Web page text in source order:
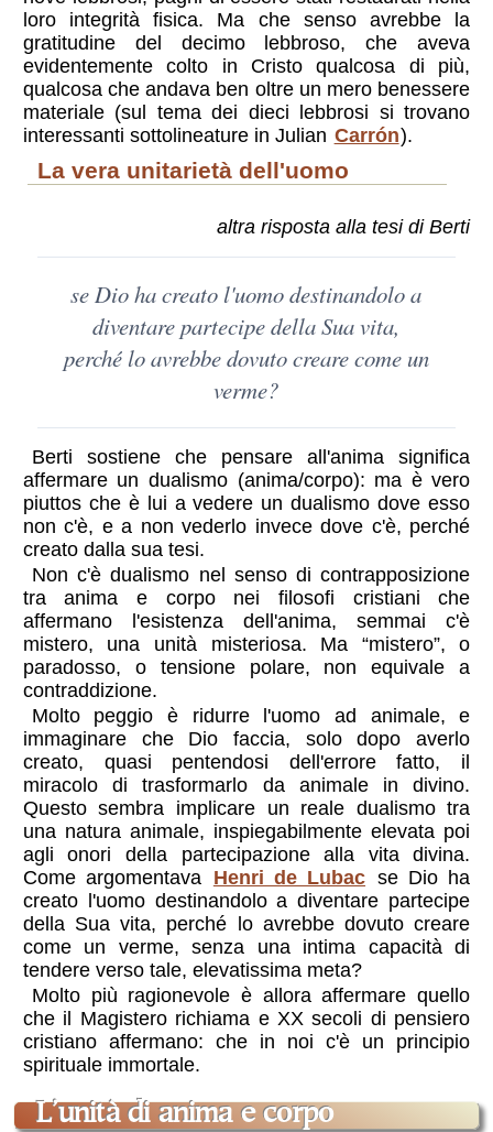
loro integrità fisica. Ma che senso avrebbe la
gratitudine del decimo lebbroso, che aveva
evidentemente colto in Cristo qualcosa di più,
qualcosa che andava ben oltre un mero benessere
materiale (sul tema dei dieci lebbrosi si trovano
interessanti sottolineature in Julian Carrón).
la vera unitarietà dell'uomo
altra risposta alla tesi di Berti
se Dio ha creato l'uomo destinandolo a
diventare partecipe della Sua vita,
perché lo avrebbe dovuto creare come un
verme?
Berti sostiene che pensare all'anima significa
affermare un dualismo (anima/corpo): ma è vero
piuttos che è lui a vedere un dualismo dove esso
non c'è, e a non vederlo invece dove c'è, perché
creato dalla sua tesi.
Non c'è dualismo nel senso di contrapposizione
tra anima e corpo nei filosofi cristiani che
affermano l'esistenza dell'anima, semmai c'è
mistero, una unità misteriosa. Ma “mistero”, o
paradosso, o tensione polare, non equivale a
contraddizione.
Molto peggio è ridurre l'uomo ad animale, e
immaginare che Dio faccia, solo dopo averlo
creato, quasi pentendosi dell'errore fatto, il
miracolo di trasformarlo da animale in divino.
Questo sembra implicare un reale dualismo tra
una natura animale, inspiegabilmente elevata poi
agli onori della partecipazione alla vita divina.
Come argomentava Henri de Lubac se Dio ha
creato l'uomo destinandolo a diventare partecipe
della Sua vita, perché lo avrebbe dovuto creare
come un verme, senza una intima capacità di
tendere verso tale, elevatissima meta?
Molto più ragionevole è allora affermare quello
che il Magistero richiama e XX secoli di pensiero
cristiano affermano: che in noi c'è un principio
spirituale immortale.
L’unità di anima e corpo